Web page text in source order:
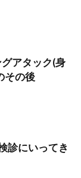
アタック(身
その後
診にいってき